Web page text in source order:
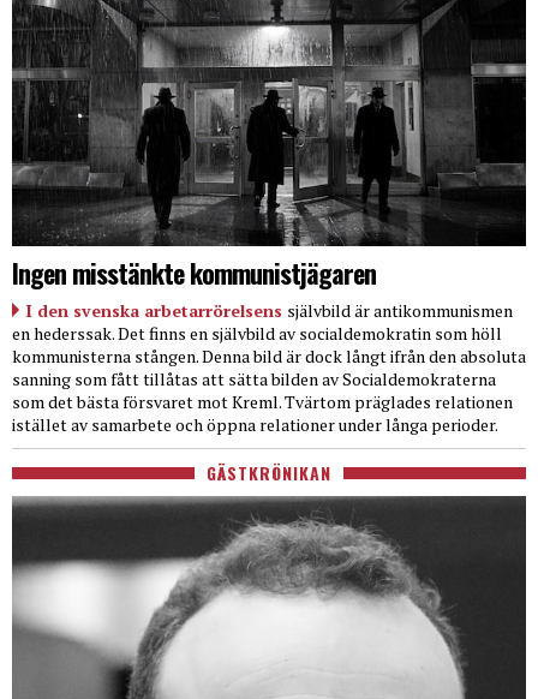
Ingen misstänkte kommunistjägaren
I den svenska arbetarrörelsens självbild är antikommunismen
en hederssak. Det finns en självbild av socialdemokratin som höll
kommunisterna stången. Denna bild är dock långt ifrån den absoluta
sanning som fått tillåtas att sätta bilden av Socialdemokraterna
som det bästa försvaret mot Kreml. Tvärtom präglades relationen
istället av samarbete och öppna relationer under långa perioder.
GÄSTKRÖNIKAN